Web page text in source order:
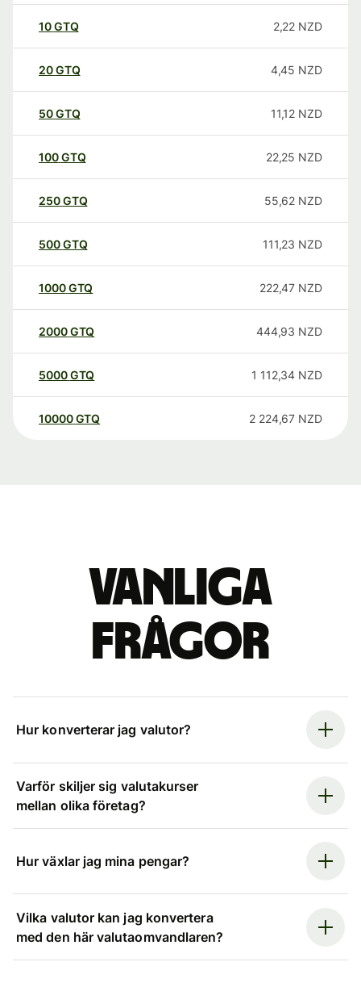
10GTQ 2,22 NZD
20GTQ 4,45 NZD
50GTQ 11,12 NZD
100GTQ 22,25 NZD
250GTQ 55,62 NZD
500GTQ 111,23 NZD
1000GTQ 222,47 NZD
2000GTQ 444,93 NZD
5000GTQ 1 112,34 NZD
10000 GTQ 2 224,67 NZD
Vanliga
frågor
Hur konverterar jag valutor?
Varför skiljer sig valutakurser
mellan olika företag?
Hur växlar jag mina pengar?
Vilka valutor kan jag konvertera
med den här valutaomvandlaren?